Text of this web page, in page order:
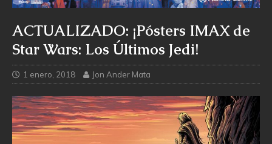
ACTUALIZADO: ¡Pósters IMAX de
Star Wars: Los Últimos Jedi!
1 enero, 2018 Jon Ander Mata